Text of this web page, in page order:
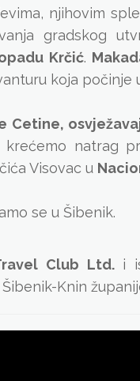
njihovim
gradskog
Krčić.
koja počinje
Cetine,
natrag
Visovac u
se u Šibenik.
Club Ltd. i
Šibenik-Knin